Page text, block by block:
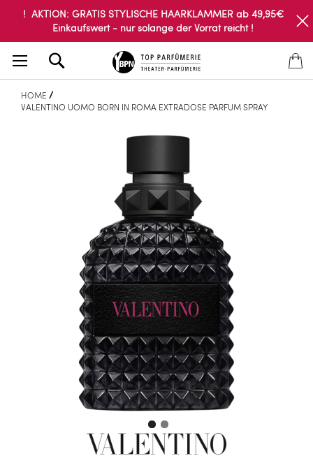
! AKTION: GRATIS STYLISCHE HAARKLAMMER ab 49,95€
Einkaufswert - nur solange der Vorrat reicht !
HOME
VALENTINO UOMO BORN IN ROMA EXTRADOSE PARFUM SPRAY